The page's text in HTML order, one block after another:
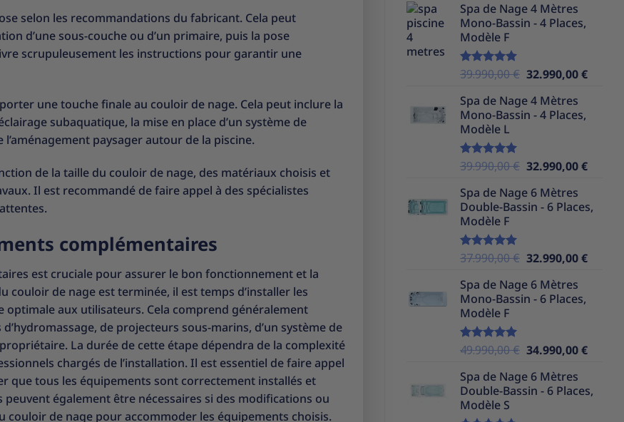
selon les recommandations du fabricant. Cela peut
d’une sous-couche ou d’un primaire, puis la pose
scrupuleusement les instructions pour garantir une
une touche finale au couloir de nage. Cela peut inclure la
subaquatique, la mise en place d’un système de
paysager autour de la piscine.
de la taille du couloir de nage, des matériaux choisis et
Il est recommandé de faire appel à des spécialistes
complémentaires
est cruciale pour assurer le bon fonctionnement et la
de nage est terminée, il est temps d’installer les
aux utilisateurs. Cela comprend généralement
de projecteurs sous-marins, d’un système de
La durée de cette étape dépendra de la complexité
chargés de l’installation. Il est essentiel de faire appel
que tous les équipements sont correctement installés et
également être nécessaires si des modifications ou
de nage pour accommoder les équipements choisis.
initial
était :
Spa de Nage 4 Mètres
Mono-Bassin - 4 Places,
Modèle F
Note5.00
39.990,00€ Le
initial
était :
32.990,00€Le
Spa de Nage 4 Mètres
Mono-Bassin - 4 Places,
Modèle L
Note5.00
39.990,00€ Le
initial
était :
32.990,00€Le
est :
Spa de Nage 6 Mètres
Double-Bassin - 6 Places,
Modèle F
Note5.00
37.990,00€ Le
initial
était :
32.990,00€Le
Spa de Nage 6 Mètres
Mono-Bassin - 6 Places,
Modèle F
Note5.00
49.990,00€ Le
initial
était :
34.990,00€Le
est :
Spa de Nage 6 Mètres
Double-Bassin - 6 Places,
Modèle S